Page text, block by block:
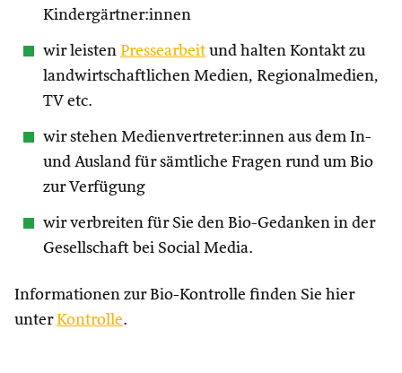
Kindergärtner:innen
wir leisten Pressearbeit und halten Kontakt zu
landwirtschaftlichen Medien, Regionalmedien,
TV etc.
wir stehen Medienvertreter:innen aus dem In-
und Ausland für sämtliche Fragen rund um Bio
zur Verfügung
wir verbreiten für Sie den Bio-Gedanken in der
Gesellschaft bei Social Media.
Informationen zur Bio-Kontrolle finden Sie hier
unterKontrolle.